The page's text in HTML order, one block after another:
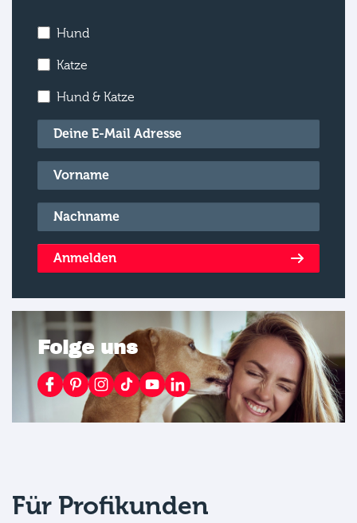
Hund
Katze
Hund & Katze
E-Mail*
Vorname*
Nachname*
Anmelden
Folge uns
Für Profikunden